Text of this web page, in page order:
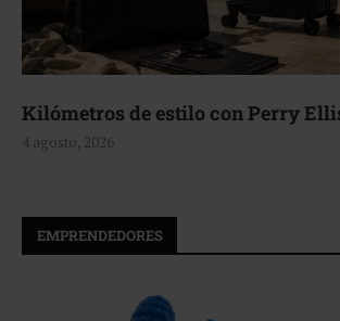
Aerie, texturas que fluyen
4 agosto, 2026
EMPRENDEDORES